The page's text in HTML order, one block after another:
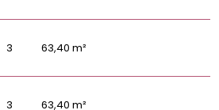
3 63,40 m²
3 63,40 m²